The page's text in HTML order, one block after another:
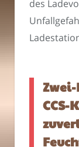
des
CCS-